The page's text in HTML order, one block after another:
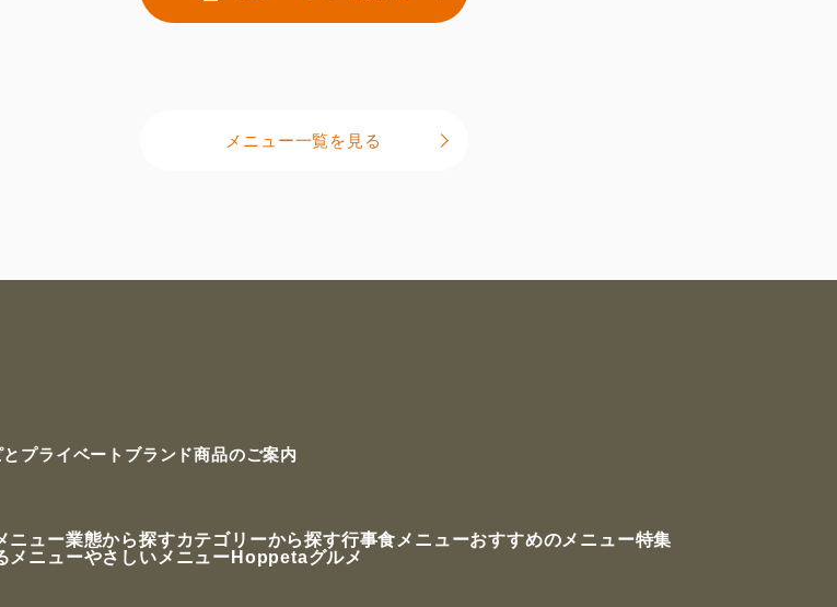
メニュー一覧を見る
プライベートブランド商品のご案内
ニュー業態から探すカテゴリーから探す行事食メニューおすすめのメニュー特集
メニューやさしいメニュー Hoppetaグルメ